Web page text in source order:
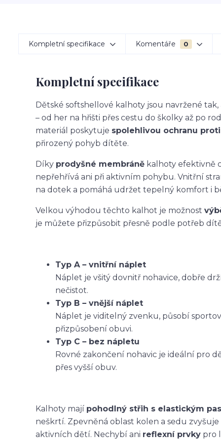
Kompletní specifikace Komentáře 0
Kompletní specifikace
Dětské softshellové kalhoty jsou navržené
– od her na hřišti přes cestu do školky až po
materiál poskytuje spolehlivou ochranu
přirozený pohyb dítěte.
Díky prodyšné membráně kalhoty efektivně
nepřehřívá ani při aktivním pohybu. Vnitřní
na dotek a pomáhá udržet tepelný komfort i
Velkou výhodou těchto kalhot je možnost
je můžete přizpůsobit přesně podle potřeb
Typ A – vnitřní náplet
Náplet je všitý dovnitř nohavice, dobře
nečistot.
Typ B – vnější náplet
Náplet je viditelný zvenku, působí
přizpůsobení obuvi.
Typ C – bez nápletu
Rovné zakončení nohavic je ideální pro
přes vyšší obuv.
Kalhoty mají pohodlný střih s elastickým
neškrtí. Zpevněná oblast kolen a sedu
aktivních dětí. Nechybí ani reflexní prvky pro